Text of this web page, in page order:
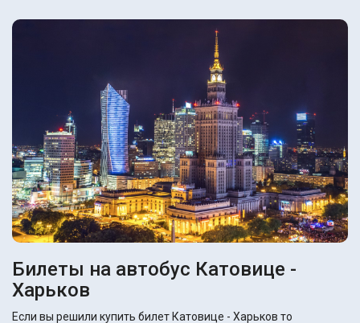
Билеты на автобус Катовице -
Харьков
Если вы решили купить билет Катовице - Харьков то